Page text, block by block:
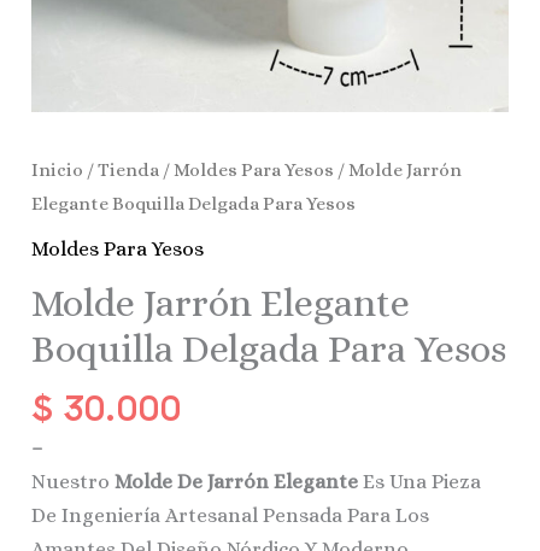
Inicio /Tienda /Moldes Para Yesos / Molde Jarrón
Elegante Boquilla Delgada Para Yesos
Moldes Para Yesos
Molde Jarrón Elegante
Boquilla Delgada Para Yesos
$ 30.000
–
NuestroMolde De Jarrón Elegante Es Una Pieza
De Ingeniería Artesanal Pensada Para Los